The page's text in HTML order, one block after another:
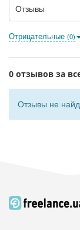
Отзывы
Отрицательные (0)
0 отзывов за
Отзывы не